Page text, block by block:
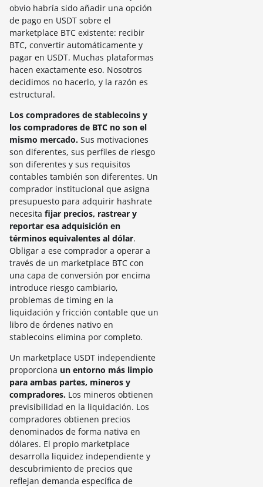
obvio habría sido añadir una opción
de pago en USDT sobre el
marketplace BTC existente: recibir
BTC, convertir automáticamente y
pagar en USDT. Muchas plataformas
hacen exactamente eso. Nosotros
decidimos no hacerlo, y la razón es
estructural.
Los compradores de stablecoins y
los compradores de BTC no son el
mismo mercado. Sus motivaciones
son diferentes, sus perfiles de riesgo
son diferentes y sus requisitos
contables también son diferentes. Un
comprador institucional que asigna
presupuesto para adquirir hashrate
necesita fijar precios, rastrear y
reportar esa adquisición en
términos equivalentes al dólar.
Obligar a ese comprador a operar a
través de un marketplace BTC con
una capa de conversión por encima
introduce riesgo cambiario,
problemas de timing en la
liquidación y fricción contable que un
libro de órdenes nativo en
stablecoins elimina por completo.
Un marketplace USDT independiente
proporciona un entorno más limpio
para ambas partes, mineros y
compradores. Los mineros obtienen
previsibilidad en la liquidación. Los
compradores obtienen precios
denominados de forma nativa en
dólares. El propio marketplace
desarrolla liquidez independiente y
descubrimiento de precios que
reflejan demanda específica de